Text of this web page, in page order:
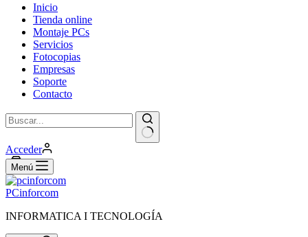
Inicio
Tienda online
Montaje PCs
Servicios
Fotocopias
Empresas
Soporte
Contacto
Sin
resultados
Acceder
Carro
de
compra
0Menú
PCinforcom
INFORMATICA I TECNOLOGÍA